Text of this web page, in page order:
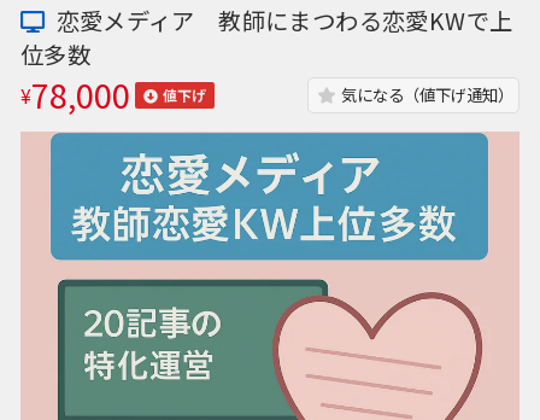
恋愛メディア 教師にまつわる恋愛KWで上
位多数
¥78,000 値下げ 気になる（値下げ通知）